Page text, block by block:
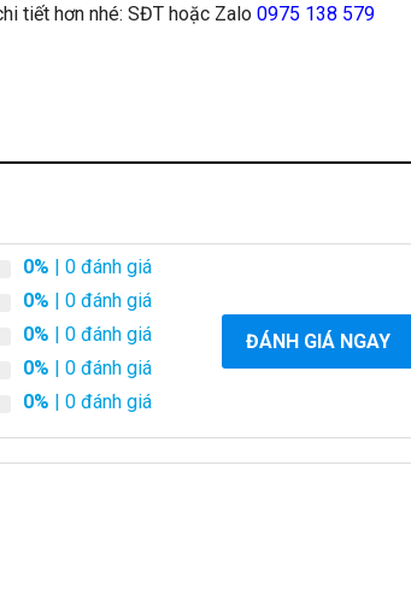
tiết hơn nhé: SĐT hoặc Zalo 0975 138 579
0% | 0 đánh giá
0% | 0 đánh giá
0% | 0 đánh giá
0% | 0 đánh giá
0% | 0 đánh giá
ĐÁNH GIÁ NGAY